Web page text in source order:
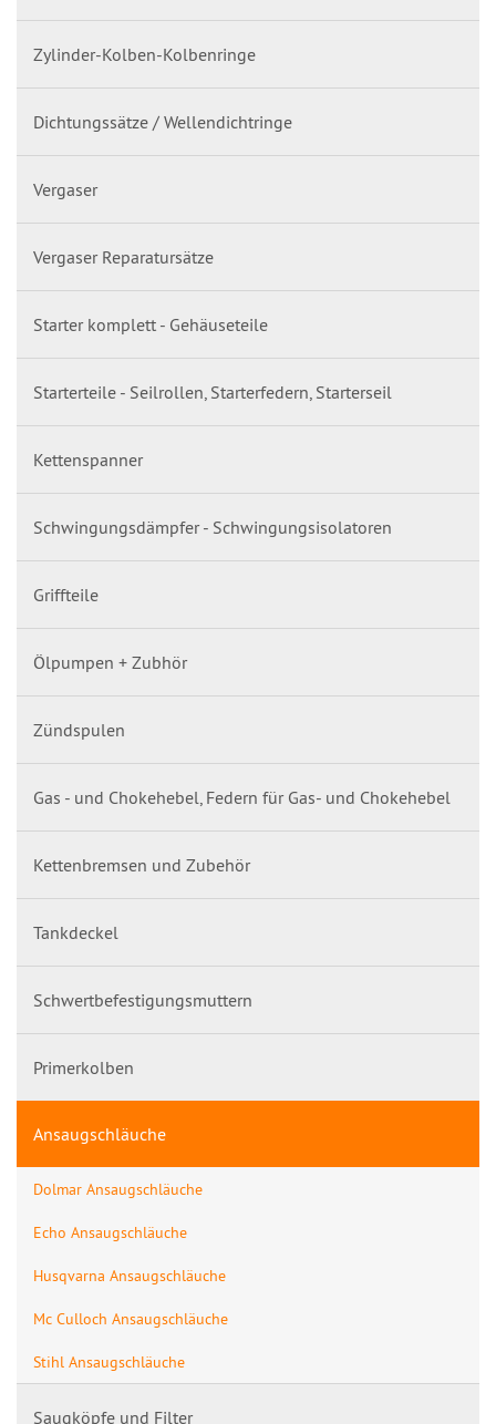
Zylinder-Kolben-Kolbenringe
Dichtungssätze / Wellendichtringe
Vergaser
Vergaser Reparatursätze
Starter komplett - Gehäuseteile
Starterteile - Seilrollen, Starterfedern, Starterseil
Kettenspanner
Schwingungsdämpfer - Schwingungsisolatoren
Griffteile
Ölpumpen + Zubhör
Zündspulen
Gas - und Chokehebel, Federn für Gas- und Chokehebel
Kettenbremsen und Zubehör
Tankdeckel
Schwertbefestigungsmuttern
Primerkolben
Ansaugschläuche
Dolmar Ansaugschläuche
Echo Ansaugschläuche
Husqvarna Ansaugschläuche
Mc Culloch Ansaugschläuche
Stihl Ansaugschläuche
Saugköpfe und Filter